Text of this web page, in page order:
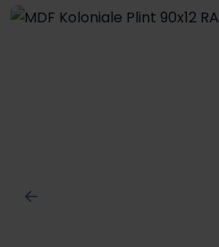
Afbeeldingengalerij overslaan